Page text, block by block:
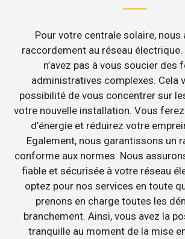
Pour votre centrale solaire, nous
raccordement au réseau électrique.
n’avez pas à vous soucier des
administratives complexes. Cela
possibilité de vous concentrer sur
votre nouvelle installation. Vous
d’énergie et réduirez votre
Egalement, nous garantissons un
conforme aux normes. Nous
fiable et sécurisée à votre réseau
optez pour nos services en toute
prenons en charge toutes les
branchement. Ainsi, vous avez la
tranquille au moment de la mise